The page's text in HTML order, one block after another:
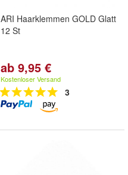
ARI Haarklemmen GOLD Glatt
12 St
ab 9,95 €
Kostenloser Versand
3